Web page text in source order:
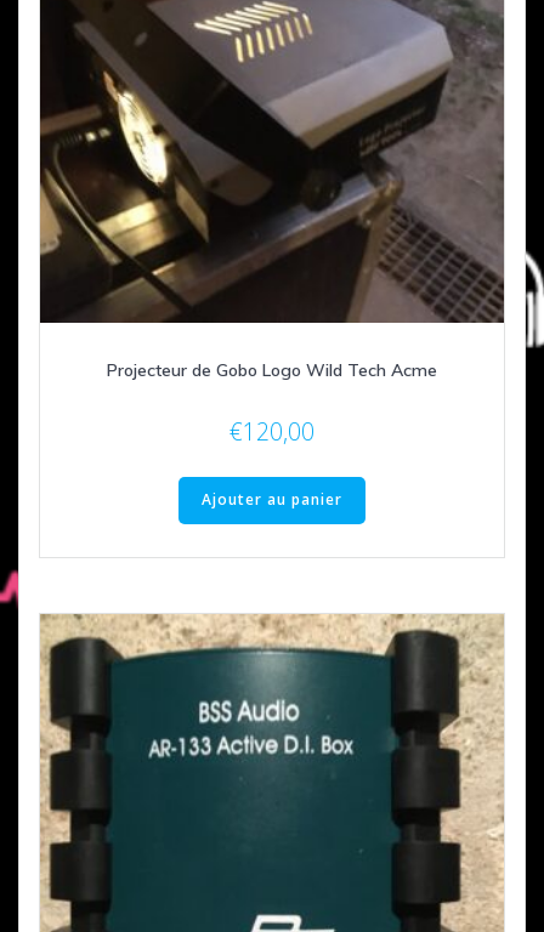
Projecteur de Gobo Logo Wild Tech Acme
€120,00
Ajouter au panier